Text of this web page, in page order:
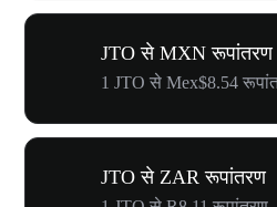
JTO से MXN रूपांतरण
1 JTO से Mex$8.54
JTO से ZAR रूपांतरण